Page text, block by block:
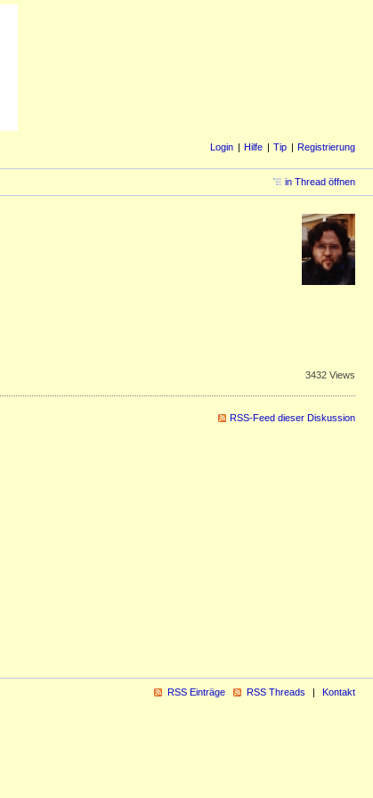
Login Hilfe Tip Registrierung
in Thread öffnen
3432 Views
RSS-Feed dieser Diskussion
RSS Einträge RSS Threads Kontakt